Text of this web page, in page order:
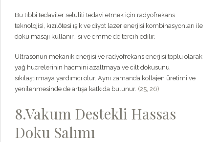
Bu tıbbi tedaviler selüliti tedavi etmek için radyofrekans
teknolojisi, kızılötesi ışık ve diyot lazer enerjisi kombinasyonları ile
doku masajı kullanır. Isı ve emme de tercih edilir.
Ultrasonun mekanik enerjisi ve radyofrekans enerjisi toplu olarak
yağ hücrelerinin hacmini azaltmaya ve cilt dokusunu
sıkılaştırmaya yardımcı olur. Aynı zamanda kollajen üretimi ve
yenilenmesinde de artışa katkıda bulunur. (25, 26)
8.Vakum Destekli Hassas
Doku Salımı